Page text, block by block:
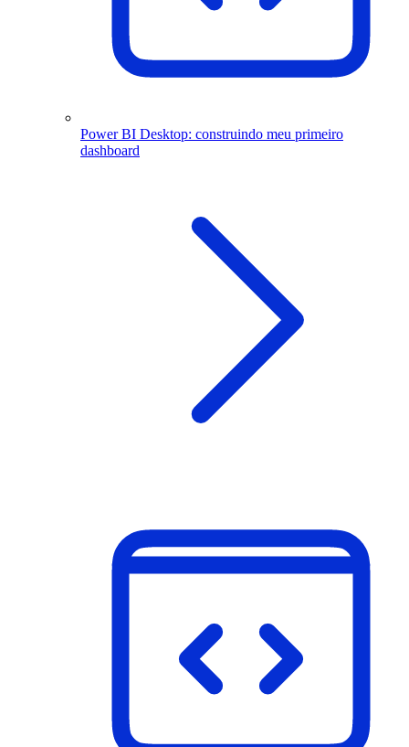
Power BI Desktop: construindo meu primeiro
dashboard